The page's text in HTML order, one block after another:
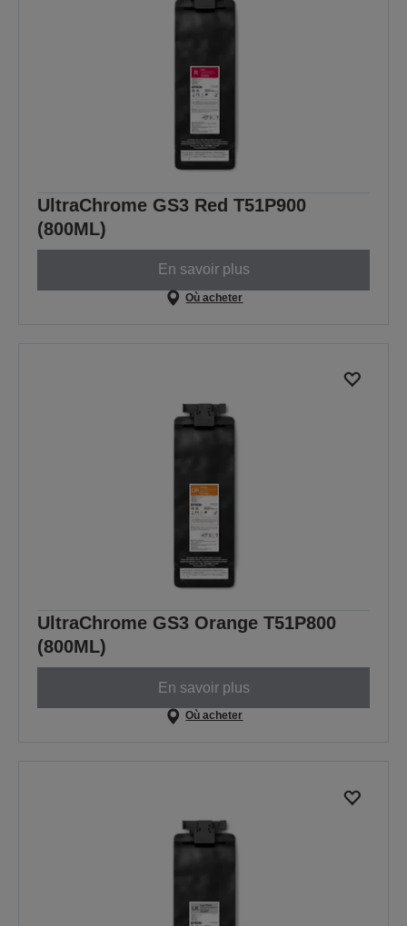
UltraChrome GS3 Red T51P900
(800ML)
En savoir plus
Où acheter
UltraChrome GS3 Orange T51P800
(800ML)
En savoir plus
Où acheter